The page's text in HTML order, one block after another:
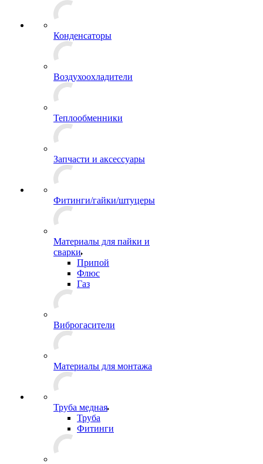
Конденсаторы
Воздухоохладители
Теплообменники
Запчасти и аксессуары
Фитинги/гайки/штуцеры
Материалы для пайки и
сварки
Припой
Флюс
Газ
Виброгасители
Материалы для монтажа
Труба медная
Труба
Фитинги